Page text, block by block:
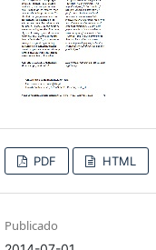
PDF HTML
Publicado